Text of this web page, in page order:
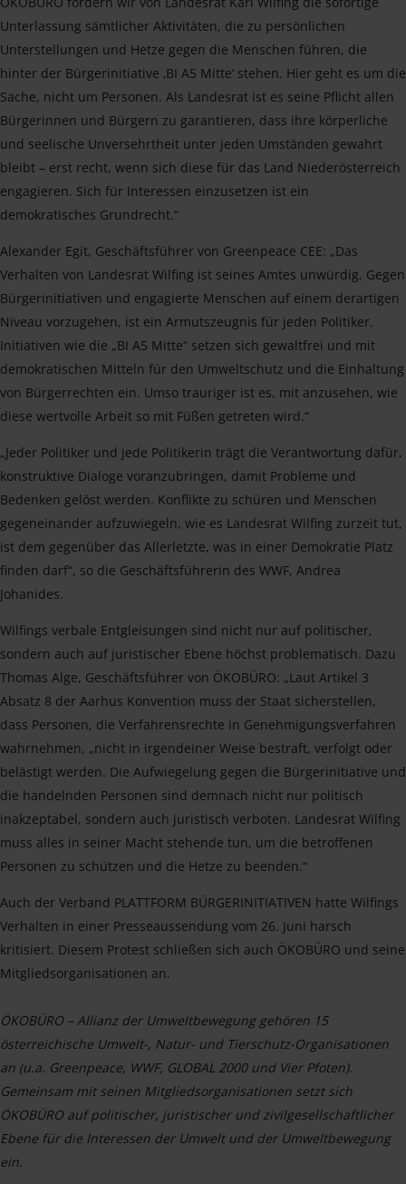
Unterlassung sämtlicher Aktivitäten, die zu persönlichen
Unterstellungen und Hetze gegen die Menschen führen, die
hinter der Bürgerinitiative ‚BI A5 Mitte‘ stehen. Hier geht es um die
Sache, nicht um Personen. Als Landesrat ist es seine Pflicht allen
Bürgerinnen und Bürgern zu garantieren, dass ihre körperliche
und seelische Unversehrtheit unter jeden Umständen gewahrt
bleibt – erst recht, wenn sich diese für das Land Niederösterreich
engagieren. Sich für Interessen einzusetzen ist ein
demokratisches Grundrecht.“
Alexander Egit, Geschäftsführer von Greenpeace CEE: „Das
Verhalten von Landesrat Wilfing ist seines Amtes unwürdig. Gegen
Bürgerinitiativen und engagierte Menschen auf einem derartigen
Niveau vorzugehen, ist ein Armutszeugnis für jeden Politiker.
Initiativen wie die „BI A5 Mitte“ setzen sich gewaltfrei und mit
demokratischen Mitteln für den Umweltschutz und die Einhaltung
von Bürgerrechten ein. Umso trauriger ist es, mit anzusehen, wie
diese wertvolle Arbeit so mit Füßen getreten wird.“
„Jeder Politiker und jede Politikerin trägt die Verantwortung dafür,
konstruktive Dialoge voranzubringen, damit Probleme und
Bedenken gelöst werden. Konflikte zu schüren und Menschen
gegeneinander aufzuwiegeln, wie es Landesrat Wilfing zurzeit tut,
ist dem gegenüber das Allerletzte, was in einer Demokratie Platz
finden darf“, so die Geschäftsführerin des WWF, Andrea
Johanides.
Wilfings verbale Entgleisungen sind nicht nur auf politischer,
sondern auch auf juristischer Ebene höchst problematisch. Dazu
Thomas Alge, Geschäftsführer von ÖKOBÜRO: „Laut Artikel 3
Absatz 8 der Aarhus Konvention muss der Staat sicherstellen,
dass Personen, die Verfahrensrechte in Genehmigungsverfahren
wahrnehmen, „nicht in irgendeiner Weise bestraft, verfolgt oder
belästigt werden. Die Aufwiegelung gegen die Bürgerinitiative und
die handelnden Personen sind demnach nicht nur politisch
inakzeptabel, sondern auch juristisch verboten. Landesrat Wilfing
muss alles in seiner Macht stehende tun, um die betroffenen
Personen zu schützen und die Hetze zu beenden.“
Auch der Verband PLATTFORM BÜRGERINITIATIVEN hatte Wilfings
Verhalten in einer Presseaussendung vom 26. Juni harsch
kritisiert. Diesem Protest schließen sich auch ÖKOBÜRO und seine
Mitgliedsorganisationen an.
ÖKOBÜRO – Allianz der Umweltbewegung gehören 15
österreichische Umwelt-, Natur- und Tierschutz-Organisationen
an (u.a. Greenpeace, WWF, GLOBAL 2000 und Vier Pfoten).
Gemeinsam mit seinen Mitgliedsorganisationen setzt sich
ÖKOBÜRO auf politischer, juristischer und zivilgesellschaftlicher
Ebene für die Interessen der Umwelt und der Umweltbewegung
ein.